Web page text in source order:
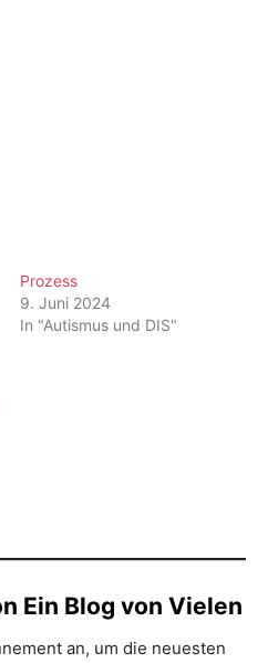
Prozess
9. Juni 2024
In "Autismus und DIS"
Ein Blog von Vielen
an, um die neuesten